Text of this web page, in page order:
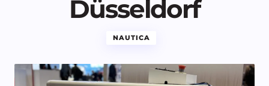
Düsseldorf
NAUTICA